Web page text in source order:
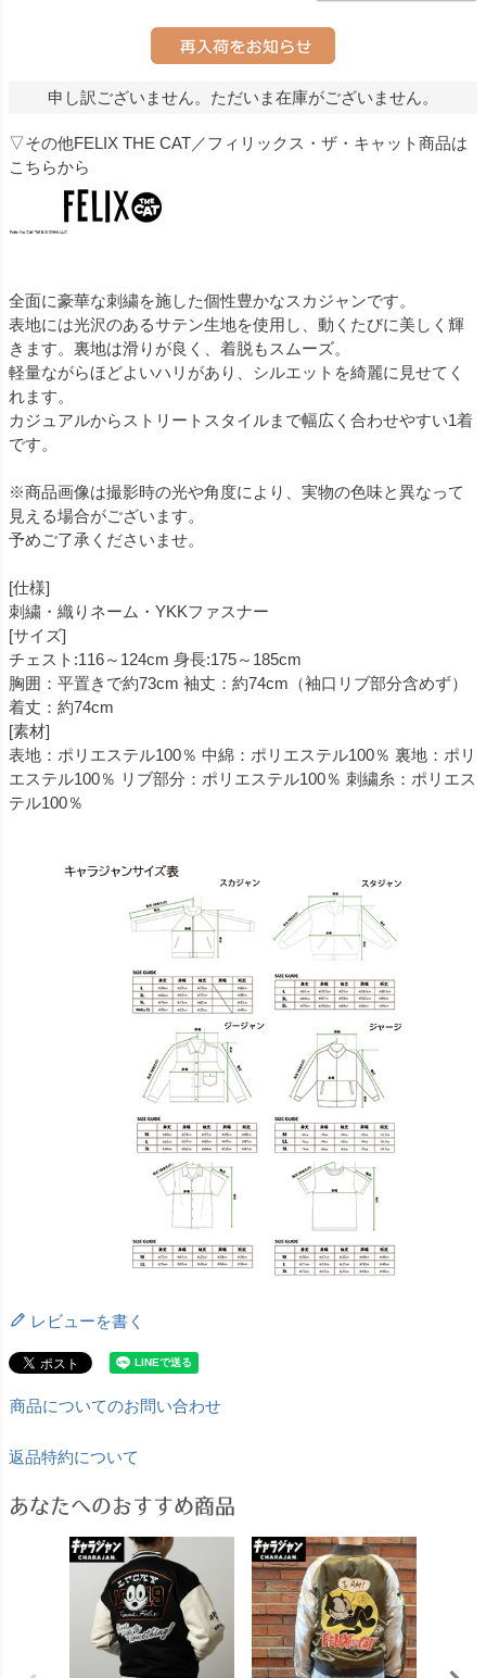
申し訳ございません。ただいま在庫がございません。
▽その他FELIX THE CAT／フィリックス・ザ・キャット商品は
こちらから
全面に豪華な刺繍を施した個性豊かなスカジャンです。
表地には光沢のあるサテン生地を使用し、動くたびに美しく輝
きます。裏地は滑りが良く、着脱もスムーズ。
軽量ながらほどよいハリがあり、シルエットを綺麗に見せてく
れます。
カジュアルからストリートスタイルまで幅広く合わせやすい1着
です。
※商品画像は撮影時の光や角度により、実物の色味と異なって
見える場合がございます。
予めご了承くださいませ。
[仕様]
刺繍・織りネーム・YKKファスナー
[サイズ]
チェスト:116～124cm 身長:175～185cm
胸囲：平置きで約73cm 袖丈：約74cm（袖口リブ部分含めず）
着丈：約74cm
[素材]
表地：ポリエステル100％ 中綿：ポリエステル100％ 裏地：ポリ
エステル100％ リブ部分：ポリエステル100％ 刺繍糸：ポリエス
テル100％
レビューを書く
商品についてのお問い合わせ
返品特約について
あなたへのおすすめ商品